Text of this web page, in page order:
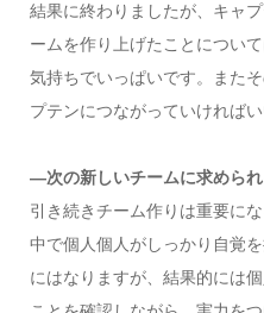
結果に終わりましたが、キャ
ームを作り上げたことについ
気持ちでいっぱいです。また
プテンにつながっていければい
―次の新しいチームに求めら
引き続きチーム作りは重要に
中で個人個人がしっかり自覚
にはなりますが、結果的には